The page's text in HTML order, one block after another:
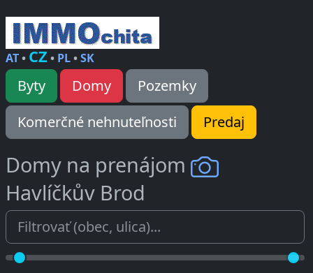
AT• CZ • PL•SK
Byty Domy
Pozemky
Komerčné nehnuteľnosti
Predaj
Domy na prenájom
Havlíčkův Brod